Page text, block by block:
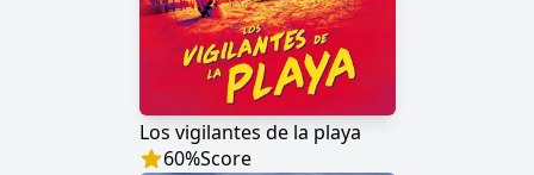
Los vigilantes de la playa
60%Score